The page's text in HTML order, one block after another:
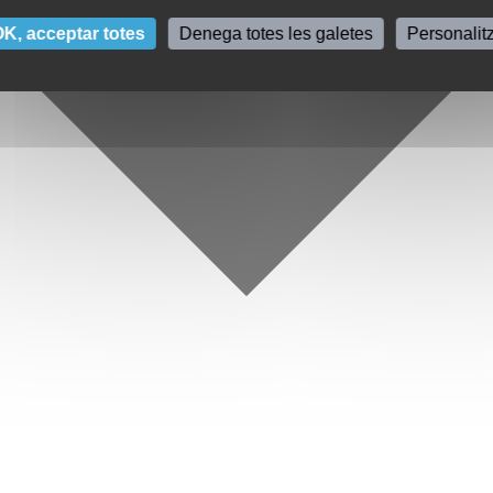
acceptar totes Denega totes les galetes